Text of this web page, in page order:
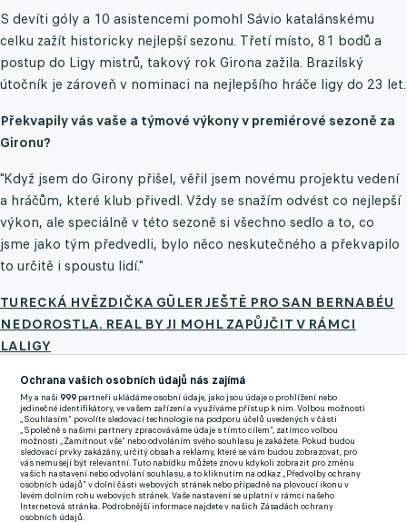
S devíti góly a 10 asistencemi pomohl Sávio katalánskému
celku zažít historicky nejlepší sezonu. Třetí místo, 81 bodů a
postup do Ligy mistrů, takový rok Girona zažila. Brazilský
útočník je zároveň v nominaci na nejlepšího hráče ligy do 23 let.
Překvapily vás vaše a týmové výkony v premiérové sezoně za
Gironu?
"Když jsem do Girony přišel, věřil jsem novému projektu vedení
a hráčům, které klub přivedl. Vždy se snažím odvést co nejlepší
výkon, ale speciálně v této sezoně si všechno sedlo a to, co
jsme jako tým předvedli, bylo něco neskutečného a překvapilo
to určitě i spoustu lidí."
TURECKÁ HVĚZDIČKA GÜLER JEŠTĚ PRO SAN BERNABÉU
NEDOROSTLA. REAL BY JI MOHL ZAPŮJČIT V RÁMCI
LALIGY
"Teprve teď si to pomalu začínám uvědomovat. Úcta, kterou
nám všichni po zápase s Granadou projevili, mi zůstane navždy
v srdci. Celý stadion tleskal ve stoje zaměstnancům i hráčům, a
k tomu všemu jsem byl odměněn individuálním oceněním."
Co rozhodlo o tom, že se Gironě v této sezoně všechno tak
Ochrana vašich osobních údajů nás zajímá
My a naši999 partneři ukládáme osobní údaje, jako jsou údaje o prohlížení nebo
jedinečné identifikátory, ve vašem zařízení a využíváme přístup k nim. Volbou možnosti
„Souhlasím“ povolíte sledovací technologie na podporu účelů uvedených v části
„Společně s našimi partnery zpracováváme údaje s tímto cílem“, zatímco volbou
možnosti „Zamítnout vše“ nebo odvoláním svého souhlasu je zakážete. Pokud budou
sledovací prvky zakázány, určitý obsah a reklamy, které se vám budou zobrazovat, pro
vás nemusejí být relevantní. Tuto nabídku můžete znovu kdykoli zobrazit pro změnu
vašich nastavení nebo odvolání souhlasu, a to kliknutím na odkaz „Předvolby ochrany
osobních údajů“ v dolní části webových stránek nebo případně na plovoucí ikonu v
levém dolním rohu webových stránek. Vaše nastavení se uplatní v rámci našeho
Internetová stránka. Podrobnější informace najdete v našich Zásadách ochrany
osobních údajů.